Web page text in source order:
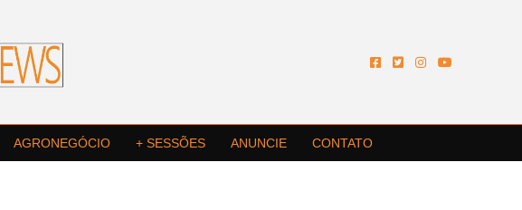
AGRONEGÓCIO + SESSÕES ANUNCIE CONTATO